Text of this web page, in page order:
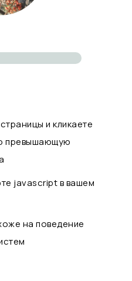
и кликаете
превышающую
javascript в вашем
на поведение